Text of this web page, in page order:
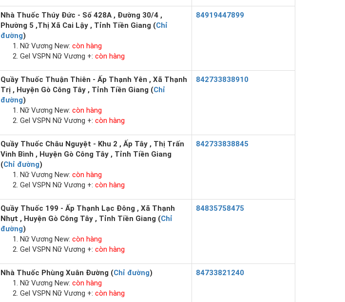
Nhà Thuốc Thúy Đức - Số 428A , Đường 30/4 ,
Phường 5 ,Thị Xã Cai Lậy , Tỉnh Tiền Giang (Chỉ
đường)
Nữ Vương New: còn hàng
Gel VSPN Nữ Vương +: còn hàng
84919447899
Quầy Thuốc Thuận Thiên - Ấp Thạnh Yên , Xã Thạnh
Trị , Huyện Gò Công Tây , Tỉnh Tiền Giang (Chỉ
đường)
Nữ Vương New: còn hàng
Gel VSPN Nữ Vương +: còn hàng
842733838910
Quầy Thuốc Châu Nguyệt - Khu 2 , Ấp Tây , Thị Trấn
Vinh Bình , Huyện Gò Công Tây , Tỉnh Tiền Giang
(Chỉ đường)
Nữ Vương New: còn hàng
Gel VSPN Nữ Vương +: còn hàng
842733838845
Quầy Thuốc 199 - Ấp Thạnh Lạc Đông , Xã Thạnh
Nhựt , Huyện Gò Công Tây , Tỉnh Tiền Giang (Chỉ
đường)
Nữ Vương New: còn hàng
Gel VSPN Nữ Vương +: còn hàng
84835758475
Nhà Thuốc Phùng Xuân Đường (Chỉ đường)
Nữ Vương New: còn hàng
Gel VSPN Nữ Vương +: còn hàng
84733821240